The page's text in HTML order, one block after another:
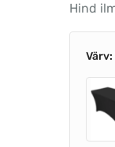
Hind
Värv: